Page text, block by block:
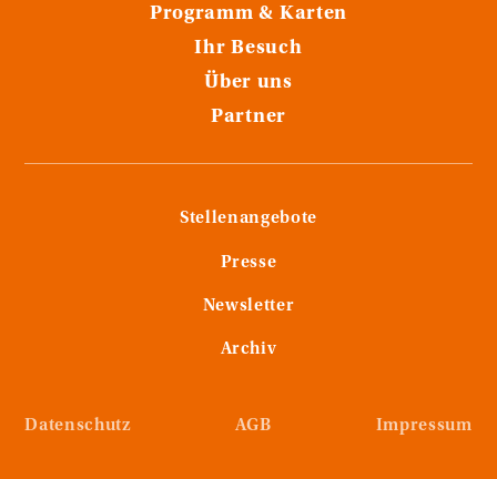
Programm & Karten
Ihr Besuch
Über uns
Partner
Stellenangebote
Presse
Newsletter
Archiv
Datenschutz AGB Impressum